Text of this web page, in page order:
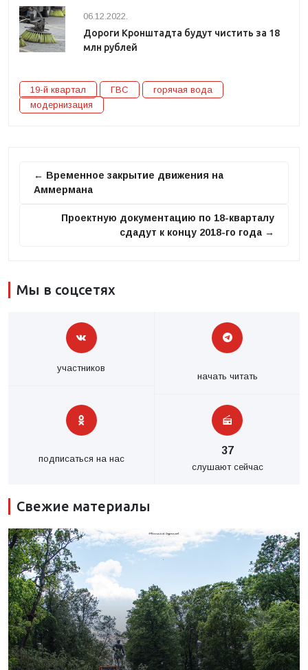
06.12.2022.
Дороги Кронштадта будут чистить за 18
млн рублей
19-й квартал ГВС
горячая вода
модернизация
← Временное закрытие движения на
Аммермана
Проектную документацию по 18-кварталу
сдадут к концу 2018-го года →
Мы в соцсетях
участников
начать читать
подписаться на нас
37
слушают сейчас
Свежие материалы